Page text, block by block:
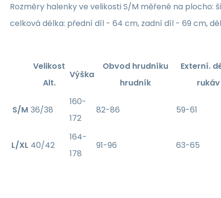
Rozměry halenky ve velikosti S/M měřené na plocho:
celková délka: přední díl - 64 cm, zadní díl - 69 cm,
Velikost
Alt.
Výška
Obvod hrudníku
hrudník
Externí.
rukáv
S/M 36/38
160-
172
82-86 59-61
L/XL 40/42
164-
178
91-96 63-65